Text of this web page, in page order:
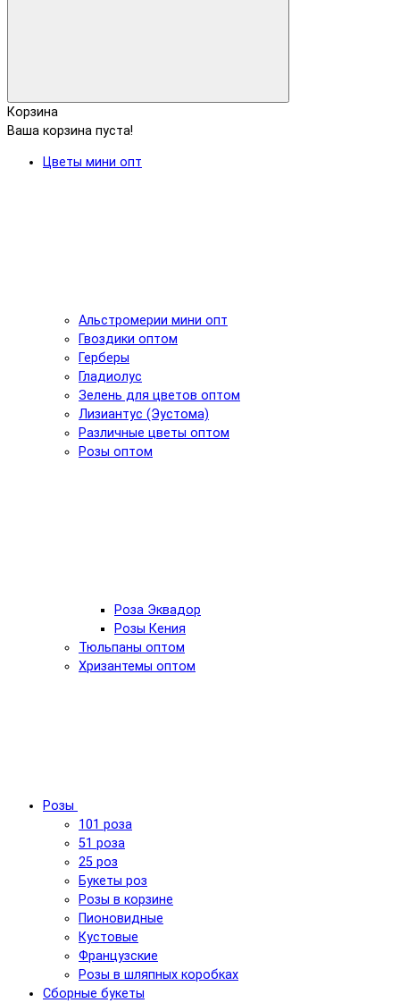
Корзина
Ваша корзина пуста!
Цветы мини опт
Альстромерии мини опт
Гвоздики оптом
Герберы
Гладиолус
Зелень для цветов оптом
Лизиантус (Эустома)
Различные цветы оптом
Розы оптом
Роза Эквадор
Розы Кения
Тюльпаны оптом
Хризантемы оптом
Розы
101 роза
51 роза
25 роз
Букеты роз
Розы в корзине
Пионовидные
Кустовые
Французские
Розы в шляпных коробках
Сборные букеты